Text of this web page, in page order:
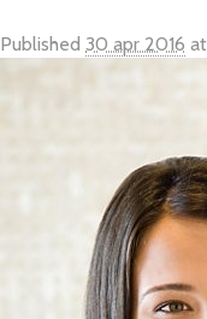
Published 30 apr 2016 at